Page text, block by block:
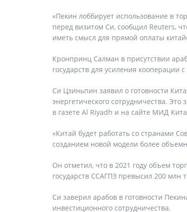
«Пекин лоббирует использование в
перед визитом Си, сообщил Reuters,
иметь смысл для прямой оплаты
Кронпринц Салман в присутствии
государств для усиления
Си Цзиньпин заявил о готовности
энергетического сотрудничества.
в газете Al Riyadh и на сайте МИД
«Китай будет работать со странами
созданием новой модели более
Он отметил, что в 2021 году объем
государств ССАГПЗ превысил 200 млн
Си заверил арабов в готовности
инвестиционного сотрудничества.